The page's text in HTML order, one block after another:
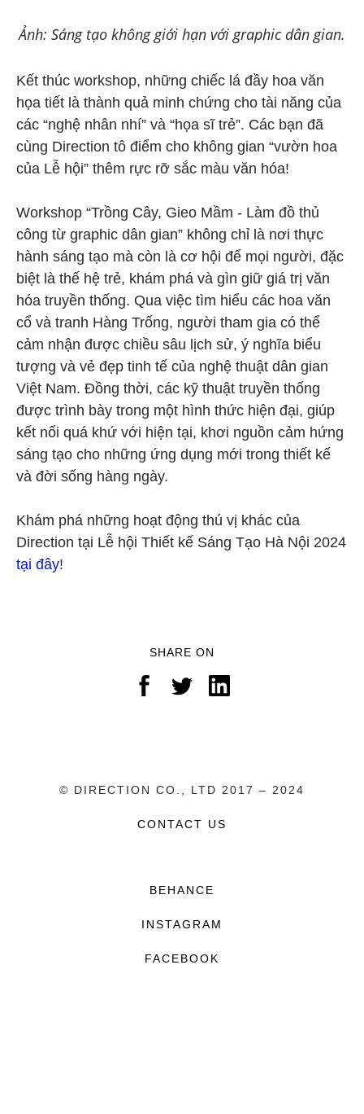
Ảnh: Sáng tạo không giới hạn với graphic dân gian.
Kết thúc workshop, những chiếc lá đầy hoa văn
họa tiết là thành quả minh chứng cho tài năng của
các “nghệ nhân nhí” và “họa sĩ trẻ”. Các bạn đã
cùng Direction tô điểm cho không gian “vườn hoa
của Lễ hội” thêm rực rỡ sắc màu văn hóa!
Workshop “Trồng Cây, Gieo Mầm - Làm đồ thủ
công từ graphic dân gian” không chỉ là nơi thực
hành sáng tạo mà còn là cơ hội để mọi người, đặc
biệt là thế hệ trẻ, khám phá và gìn giữ giá trị văn
hóa truyền thống. Qua việc tìm hiểu các hoa văn
cổ và tranh Hàng Trống, người tham gia có thể
cảm nhận được chiều sâu lịch sử, ý nghĩa biểu
tượng và vẻ đẹp tinh tế của nghệ thuật dân gian
Việt Nam. Đồng thời, các kỹ thuật truyền thống
được trình bày trong một hình thức hiện đại, giúp
kết nối quá khứ với hiện tại, khơi nguồn cảm hứng
sáng tạo cho những ứng dụng mới trong thiết kế
và đời sống hàng ngày.
Khám phá những hoạt động thú vị khác của
Direction tại Lễ hội Thiết kế Sáng Tạo Hà Nội 2024
tại đây!
SHARE ON
© DIRECTION CO., LTD 2017 – 2024
CONTACT US
BEHANCE
INSTAGRAM
FACEBOOK